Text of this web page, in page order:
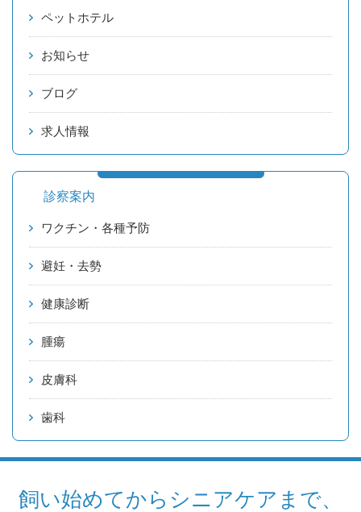
ペットホテル
お知らせ
ブログ
求人情報
診察案内
ワクチン・各種予防
避妊・去勢
健康診断
腫瘍
皮膚科
歯科
飼い始めてからシニアケアまで、